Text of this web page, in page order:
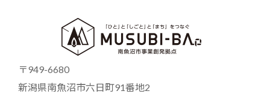
〒949-6680
新潟県南魚沼市六日町91番地2